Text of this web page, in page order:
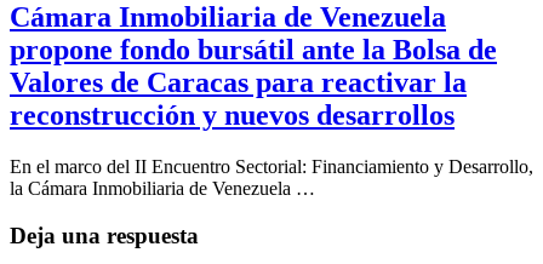
Cámara Inmobiliaria de Venezuela
propone fondo bursátil ante la Bolsa de
Valores de Caracas para reactivar la
reconstrucción y nuevos desarrollos
En el marco del II Encuentro Sectorial: Financiamiento y Desarrollo,
la Cámara Inmobiliaria de Venezuela …
Deja una respuesta